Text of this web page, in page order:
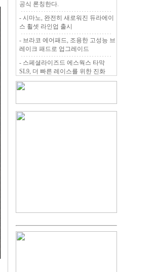
공식 론칭한다.
- 시마노, 완전히 새로워진 듀라에이
스 휠셋 라인업 출시
- 브라코 에어패드, 조용한 고성능 브
레이크 패드로 업그레이드
- 스페셜라이즈드 에스웍스 타막
SL9, 더 빠른 레이스를 위한 진화